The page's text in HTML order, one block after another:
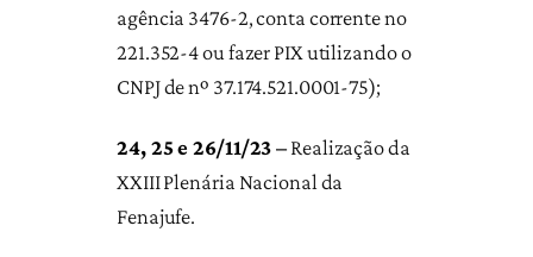
agência 3476-2, conta corrente no
221.352-4 ou fazer PIX utilizando o
CNPJ de nº 37.174.521.0001-75);
24, 25 e 26/11/23 –Realização da
XXIII Plenária Nacional da
Fenajufe.